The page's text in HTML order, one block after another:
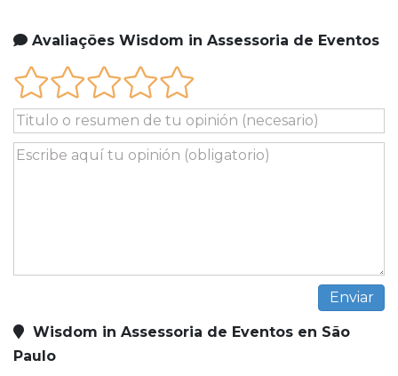
Avaliações Wisdom in Assessoria de Eventos
Wisdom in Assessoria de Eventos en São
Paulo